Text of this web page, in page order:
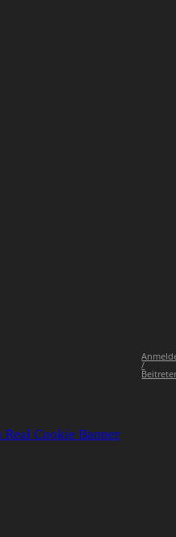
/
Cookie Banner